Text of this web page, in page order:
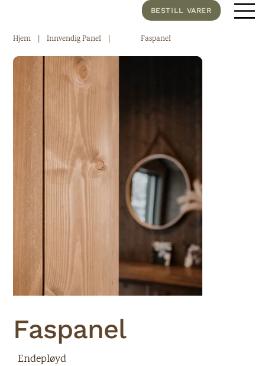
BESTILL VARER
Faspanel
Endepløyd
Hjem Innvendig Panel | Faspanel